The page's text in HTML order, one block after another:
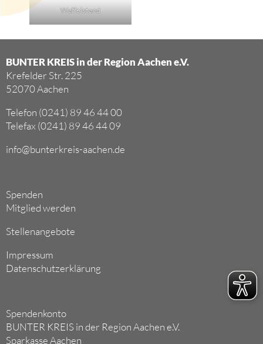
Waffelstand
BUNTER KREIS in der Region Aachen e.V.
Krefelder Str. 225
52070 Aachen
Telefon (0241) 89 46 44 00
Telefax (0241) 89 46 44 09
info@bunterkreis-aachen.de
Spenden
Mitglied werden
Stellenangebote
Impressum
Datenschutzerklärung
Spendenkonto
BUNTER KREIS in der Region Aachen e.V.
Sparkasse Aachen